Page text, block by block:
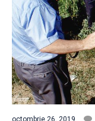
octombrie 26, 2019